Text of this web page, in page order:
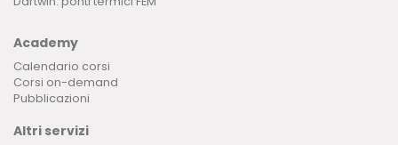
Academy
Calendario corsi
Corsi on-demand
Pubblicazioni
Altri servizi